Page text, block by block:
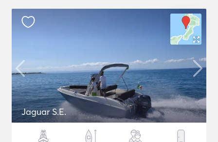
Jaguar S.E.